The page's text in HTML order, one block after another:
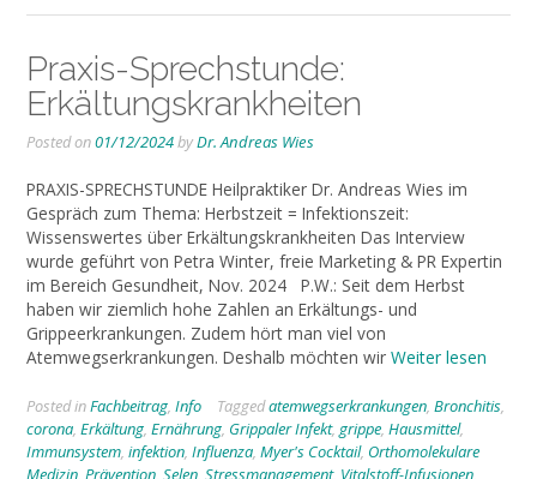
Praxis-Sprechstunde:
Erkältungskrankheiten
Posted on01/12/2024byDr. Andreas Wies
PRAXIS-SPRECHSTUNDE Heilpraktiker Dr. Andreas Wies im
Gespräch zum Thema: Herbstzeit = Infektionszeit:
Wissenswertes über Erkältungskrankheiten Das Interview
wurde geführt von Petra Winter, freie Marketing & PR Expertin
im Bereich Gesundheit, Nov. 2024 P.W.: Seit dem Herbst
haben wir ziemlich hohe Zahlen an Erkältungs- und
Grippeerkrankungen. Zudem hört man viel von
Atemwegserkrankungen. Deshalb möchten wir Weiter lesen
Posted inFachbeitrag, Info Taggedatemwegserkrankungen, Bronchitis,
corona, Erkältung, Ernährung, Grippaler Infekt, grippe, Hausmittel,
Immunsystem, infektion, Influenza, Myer's Cocktail, Orthomolekulare
Medizin, Prävention, Selen, Stressmanagement, Vitalstoff-Infusionen,